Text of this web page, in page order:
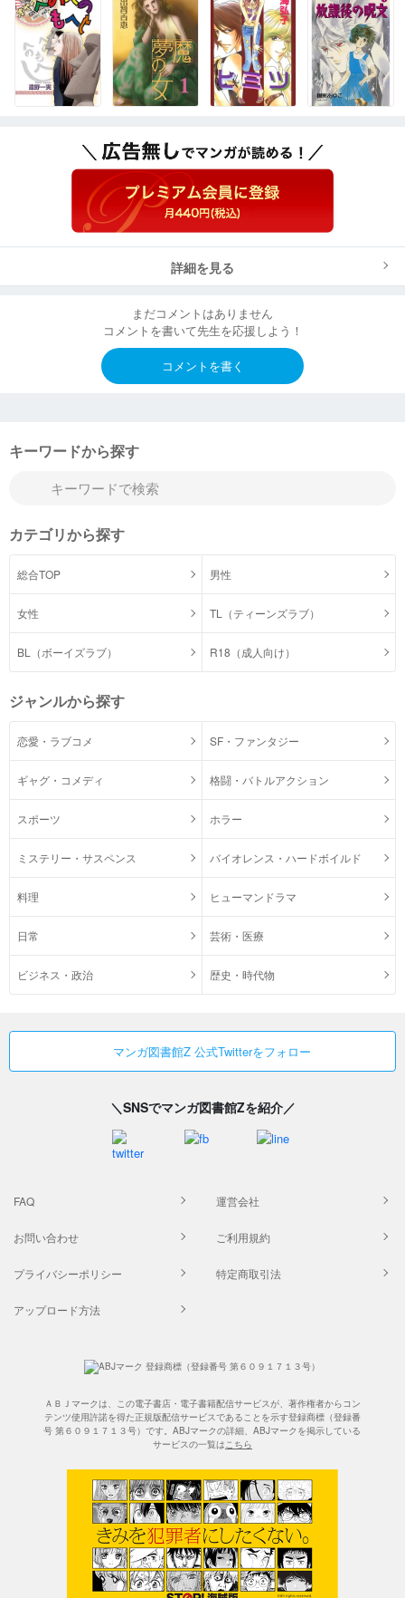
詳細を見る
まだコメントはありません
コメントを書いて先生を応援しよう！
コメントを書く
キーワードから探す
カテゴリから探す
総合TOP 男性
女性 TL（ティーンズラブ）
BL（ボーイズラブ） R18（成人向け）
ジャンルから探す
恋愛・ラブコメ SF・ファンタジー
ギャグ・コメディ 格闘・バトルアクション
スポーツ ホラー
ミステリー・サスペンス バイオレンス・ハードボイルド
料理 ヒューマンドラマ
日常 芸術・医療
ビジネス・政治 歴史・時代物
マンガ図書館Z 公式Twitterをフォロー
＼SNSでマンガ図書館Zを紹介／
FAQ 運営会社
お問い合わせ ご利用規約
プライバシーポリシー 特定商取引法
アップロード方法
ＡＢＪマークは、この電子書店・電子書籍配信サービスが、著作権者からコン
テンツ使用許諾を得た正規版配信サービスであることを示す登録商標（登録番
号 第６０９１７１３号）です。ABJマークの詳細、ABJマークを掲示している
サービスの一覧は こちら